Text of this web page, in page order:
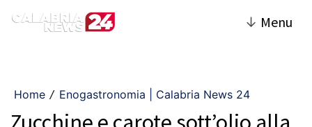
↓ Menu
Home / Enogastronomia | Calabria News 24